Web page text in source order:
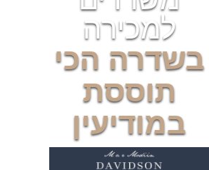
למכירה
בשדרה הכי
תוססת
במודיעין